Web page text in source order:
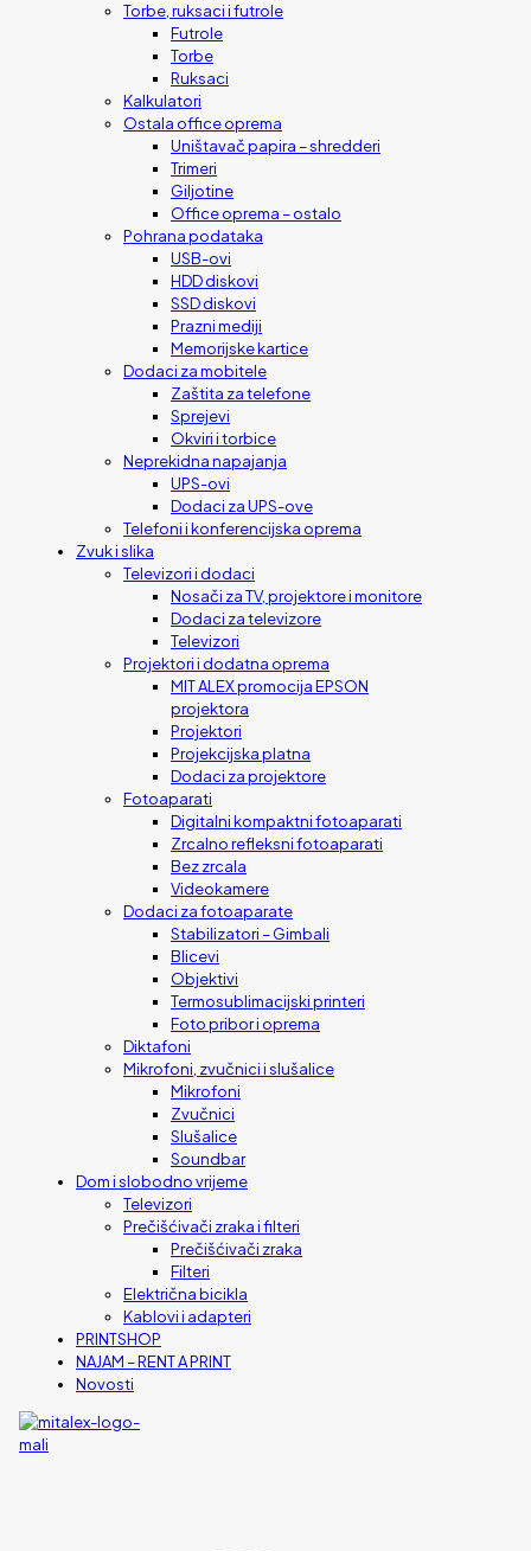
Torbe, ruksaci i futrole
Futrole
Torbe
Ruksaci
Kalkulatori
Ostala office oprema
Uništavač papira – shredderi
Trimeri
Giljotine
Office oprema – ostalo
Pohrana podataka
USB-ovi
HDD diskovi
SSD diskovi
Prazni mediji
Memorijske kartice
Dodaci za mobitele
Zaštita za telefone
Sprejevi
Okviri i torbice
Neprekidna napajanja
UPS-ovi
Dodaci za UPS-ove
Telefoni i konferencijska oprema
Zvuk i slika
Televizori i dodaci
Nosači za TV, projektore i monitore
Dodaci za televizore
Televizori
Projektori i dodatna oprema
MIT ALEX promocija EPSON
projektora
Projektori
Projekcijska platna
Dodaci za projektore
Fotoaparati
Digitalni kompaktni fotoaparati
Zrcalno refleksni fotoaparati
Bez zrcala
Videokamere
Dodaci za fotoaparate
Stabilizatori – Gimbali
Blicevi
Objektivi
Termosublimacijski printeri
Foto pribor i oprema
Diktafoni
Mikrofoni, zvučnici i slušalice
Mikrofoni
Zvučnici
Slušalice
Soundbar
Dom i slobodno vrijeme
Televizori
Prečišćivači zraka i filteri
Prečišćivači zraka
Filteri
Električna bicikla
Kablovi i adapteri
PRINTSHOP
NAJAM – RENT A PRINT
Novosti